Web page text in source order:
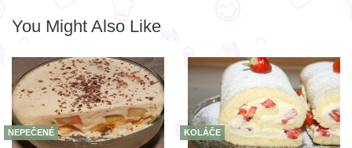
You Might Also Like
NEPEČENÉ KOLÁČE